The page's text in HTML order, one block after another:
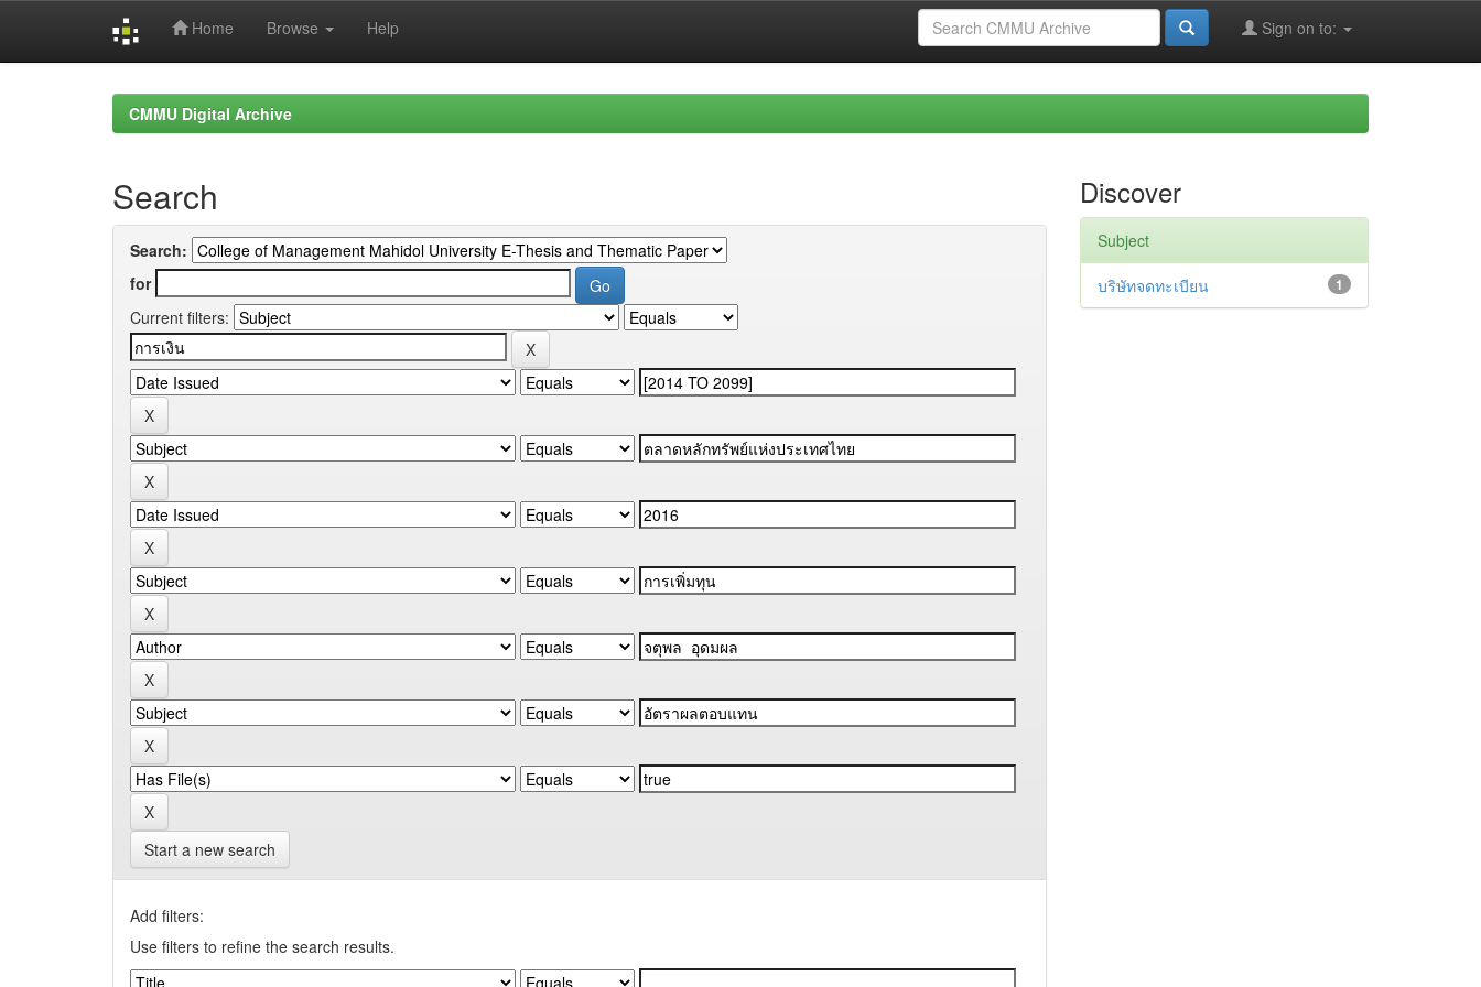
Home Browse Help Sign on to:
CMMU Digital Archive
Search
Search:
for
Current filters:
Start a new search
Add filters:
Use filters to refine the search results.
Discover
Subject
1
บริษัทจดทะเบียน